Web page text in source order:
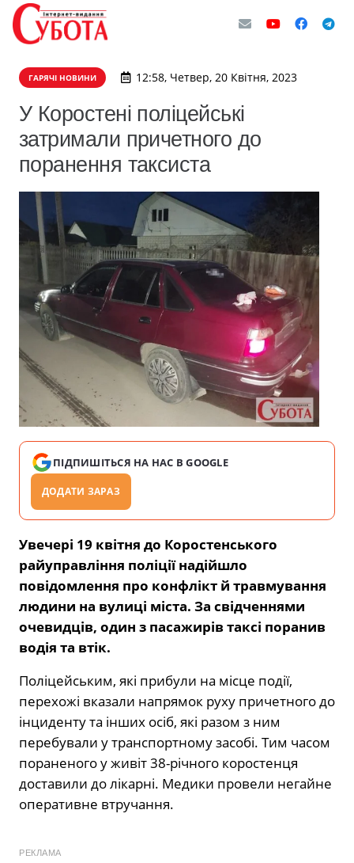
ГАРЯЧІ НОВИНИ 12:58, Четвер, 20 Квітня, 2023
У Коростені поліцейські
затримали причетного до
поранення таксиста
ПІДПИШІТЬСЯ НА НАС В GOOGLE
ДОДАТИ ЗАРАЗ
Увечері 19 квітня до Коростенського
райуправління поліції надійшло
повідомлення про конфлікт й травмування
людини на вулиці міста. За свідченнями
очевидців, один з пасажирів таксі поранив
водія та втік.
Поліцейським, які прибули на місце події,
перехожі вказали напрямок руху причетного до
інциденту та інших осіб, які разом з ним
перебували у транспортному засобі. Тим часом
пораненого у живіт 38-річного коростенця
доставили до лікарні. Медики провели негайне
оперативне втручання.
РЕКЛАМА